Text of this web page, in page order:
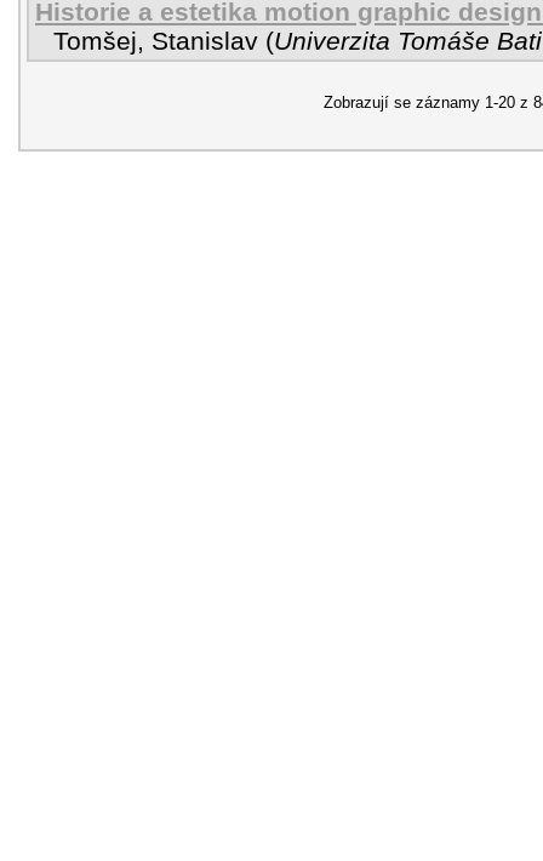
Historie a estetika motion graphic
Tomšej, Stanislav (Univerzita Tomáše
Zobrazují se záznamy 1-20 z